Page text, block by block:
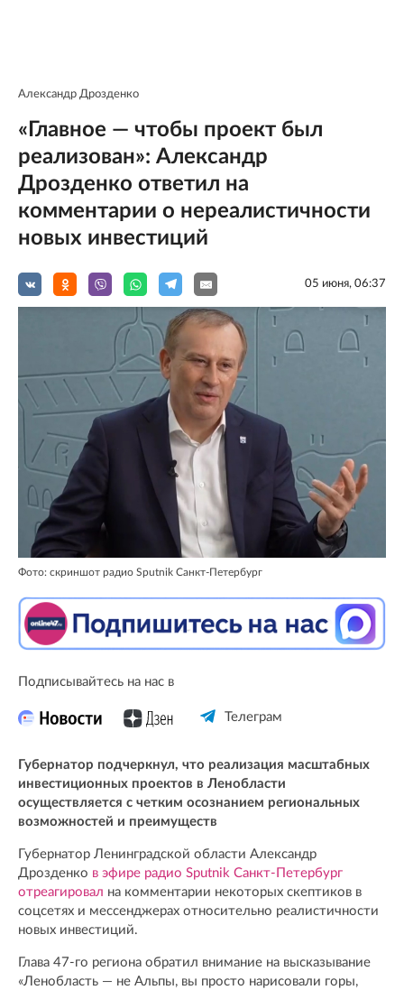
Александр Дрозденко
«Главное — чтобы проект был
реализован»: Александр
Дрозденко ответил на
комментарии о нереалистичности
новых инвестиций
05 июня, 06:37
Фото: скриншот радио Sputnik Санкт-Петербург
Подписывайтесь на нас в
Телеграм
Губернатор подчеркнул, что реализация масштабных
инвестиционных проектов в Ленобласти
осуществляется с четким осознанием региональных
возможностей и преимуществ
Губернатор Ленинградской области Александр
Дрозденко в эфире радио Sputnik Санкт-Петербург
отреагировал на комментарии некоторых скептиков в
соцсетях и мессенджерах относительно реалистичности
новых инвестиций.
Глава 47-го региона обратил внимание на высказывание
«Ленобласть — не Альпы, вы просто нарисовали горы,